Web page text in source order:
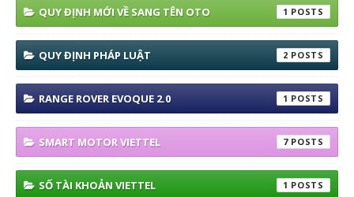
QUY ĐỊNH MỚI VỀ SANG TÊN OTO 1
QUY ĐỊNH PHÁP LUẬT 2
RANGE ROVER EVOQUE 2.0 1
SMART MOTOR VIETTEL 7
SỐ TÀI KHOẢN VIETTEL 1